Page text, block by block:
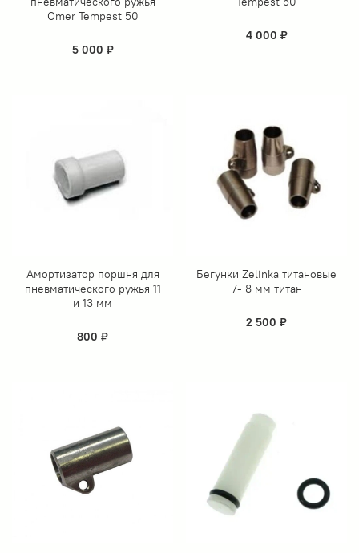
Omer Tempest 50
5 000 ₽
4 000 ₽
Амортизатор поршня для
пневматического ружья 11
и 13 мм
800 ₽
Бегунки Zelinka титановые
7- 8 мм титан
2 500 ₽